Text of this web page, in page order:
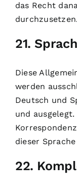
das Recht
durchzusetzen.
21.
Diese
werden
Deutsch und
und
dieser
22.